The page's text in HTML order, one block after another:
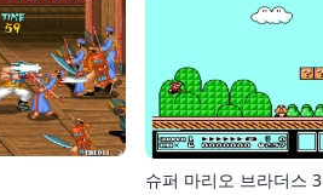
슈퍼 마리오 브라더스 3